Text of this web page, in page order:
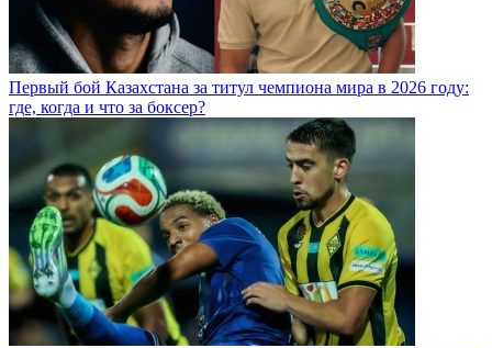
Первый бой Казахстана за титул чемпиона мира в 2026 году:
где, когда и что за боксер?